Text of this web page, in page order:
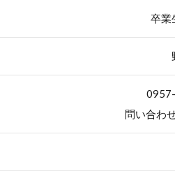
卒業
問い合わ